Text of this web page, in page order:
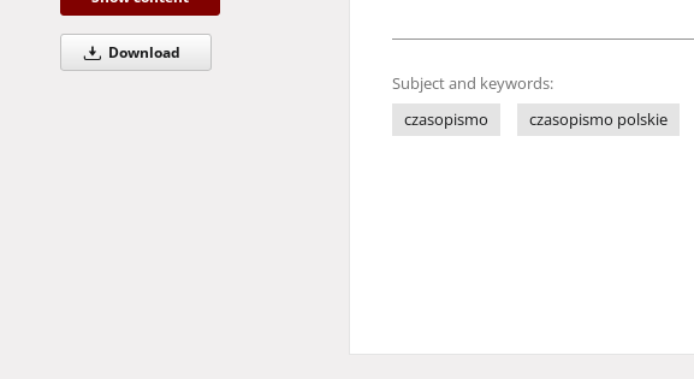
Download
Subject and keywords:
czasopismo
czasopismo polskie